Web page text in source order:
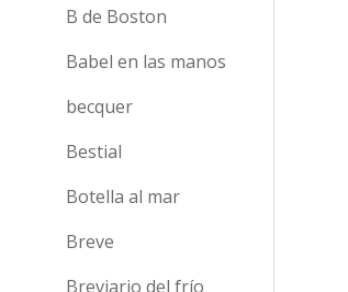
B de Boston
Babel en las manos
becquer
Bestial
Botella al mar
Breve
Breviario del frío